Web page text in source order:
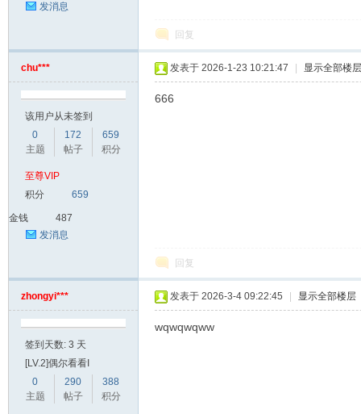
发消息
回复
chu***
该用户从未签到
0
主题
172
帖子
659
积分
至尊VIP
积分
659
金钱
487
发消息
发表于 2026-1-23 10:21:47 显示全部楼层
666
回复
zhongyi***
签到天数: 3 天
[LV.2]偶尔看看I
0
主题
290
帖子
388
积分
发表于 2026-3-4 09:22:45 显示全部楼层
wqwqwqww